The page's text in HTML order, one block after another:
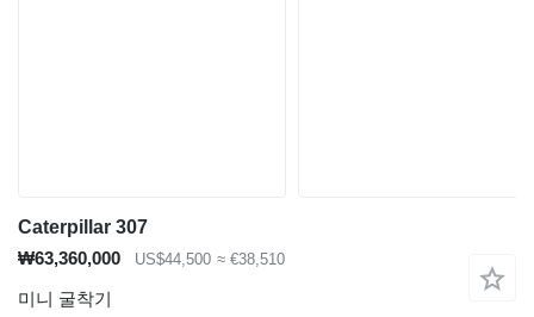
Caterpillar 307
₩63,360,000
US$44,500 ≈ €38,510
미니 굴착기